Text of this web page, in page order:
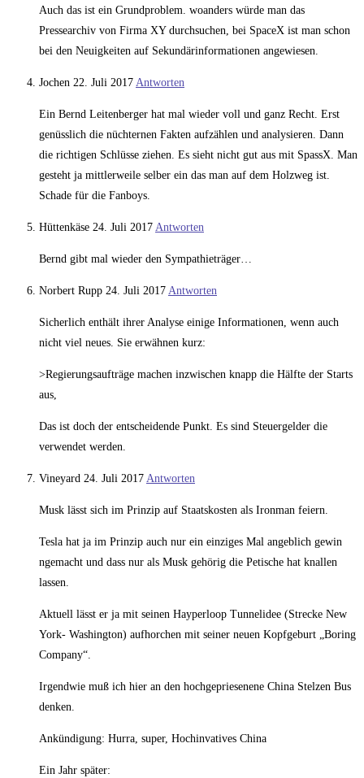
Auch das ist ein Grundproblem. woanders würde man das
Pressearchiv von Firma XY durchsuchen, bei SpaceX ist man schon
bei den Neuigkeiten auf Sekundärinformationen angewiesen.
Jochen 22. Juli 2017 Antworten
Ein Bernd Leitenberger hat mal wieder voll und ganz Recht. Erst
genüsslich die nüchternen Fakten aufzählen und analysieren. Dann
die richtigen Schlüsse ziehen. Es sieht nicht gut aus mit SpassX. Man
gesteht ja mittlerweile selber ein das man auf dem Holzweg ist.
Schade für die Fanboys.
Hüttenkäse 24. Juli 2017 Antworten
Bernd gibt mal wieder den Sympathieträger…
Norbert Rupp 24. Juli 2017 Antworten
Sicherlich enthält ihrer Analyse einige Informationen, wenn auch
nicht viel neues. Sie erwähnen kurz:
>Regierungsaufträge machen inzwischen knapp die Hälfte der Starts
aus,
Das ist doch der entscheidende Punkt. Es sind Steuergelder die
verwendet werden.
Vineyard 24. Juli 2017 Antworten
Musk lässt sich im Prinzip auf Staatskosten als Ironman feiern.
Tesla hat ja im Prinzip auch nur ein einziges Mal angeblich gewin
ngemacht und dass nur als Musk gehörig die Petische hat knallen
lassen.
Aktuell lässt er ja mit seinen Hayperloop Tunnelidee (Strecke New
York- Washington) aufhorchen mit seiner neuen Kopfgeburt „Boring
Company“.
Irgendwie muß ich hier an den hochgepriesenene China Stelzen Bus
denken.
Ankündigung: Hurra, super, Hochinvatives China
Ein Jahr später: